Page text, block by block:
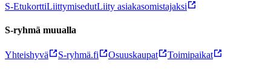
S-EtukorttiLiittymisedutLiity asiakasomistajaksi
S-ryhmä muualla
Yhteishyvä S-ryhmä.fi Osuuskaupat Toimipaikat